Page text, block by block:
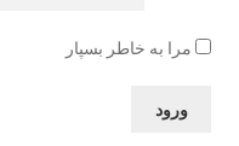
مرا به خاطر بسپار